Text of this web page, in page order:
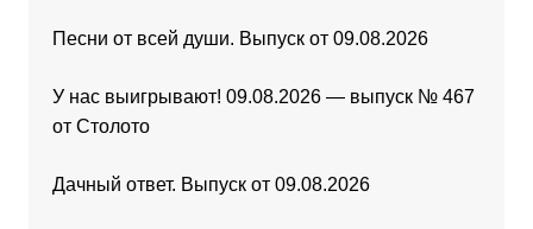
Песни от всей души. Выпуск от 09.08.2026
У нас выигрывают! 09.08.2026 — выпуск № 467
от Столото
Дачный ответ. Выпуск от 09.08.2026